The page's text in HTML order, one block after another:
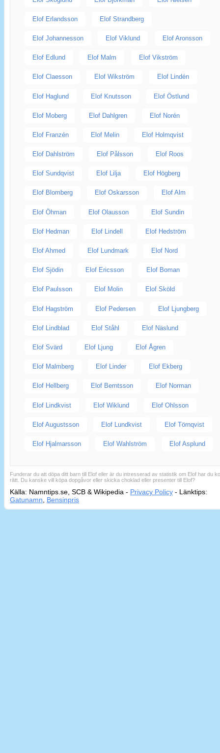
Elof Erlandsson Elof Strandberg
Elof Johannesson Elof Viklund Elof Aronsson
Elof Edlund Elof Malm Elof Vikström
Elof Claesson Elof Wikström Elof Lindén
Elof Haglund Elof Knutsson Elof Östlund
Elof Moberg Elof Dahlgren Elof Norén
Elof Franzén Elof Melin Elof Holmqvist
Elof Dahlström Elof Pålsson Elof Roos
Elof Sundqvist Elof Lilja Elof Högberg
Elof Blomberg Elof Oskarsson Elof Alm
Elof Öhman Elof Olausson Elof Sundin
Elof Hedman Elof Lindell Elof Hedström
Elof Ahmed Elof Lundmark Elof Nord
Elof Sjödin Elof Ericsson Elof Boman
Elof Paulsson Elof Molin Elof Sköld
Elof Hagström Elof Pedersen Elof Ljungberg
Elof Lindblad Elof Ståhl Elof Näslund
Elof Svärd Elof Ljung Elof Ågren
Elof Malmberg Elof Linder Elof Ekberg
Elof Hellberg Elof Berntsson Elof Norman
Elof Lindkvist Elof Wiklund Elof Ohlsson
Elof Augustsson Elof Lundkvist Elof Törnqvist
Elof Hjalmarsson Elof Wahlström Elof Asplund
Funderar du att döpa ditt barn till Elof eller är du intresserad av statistik om Elof har du
rätt. Du kanske vill köpa dopgåvor eller skicka choklad eller presenter till Elof?
Källa: Namntips.se, SCB & Wikipedia - Privacy Policy - Länktips:
Gatunamn
Bensinpris